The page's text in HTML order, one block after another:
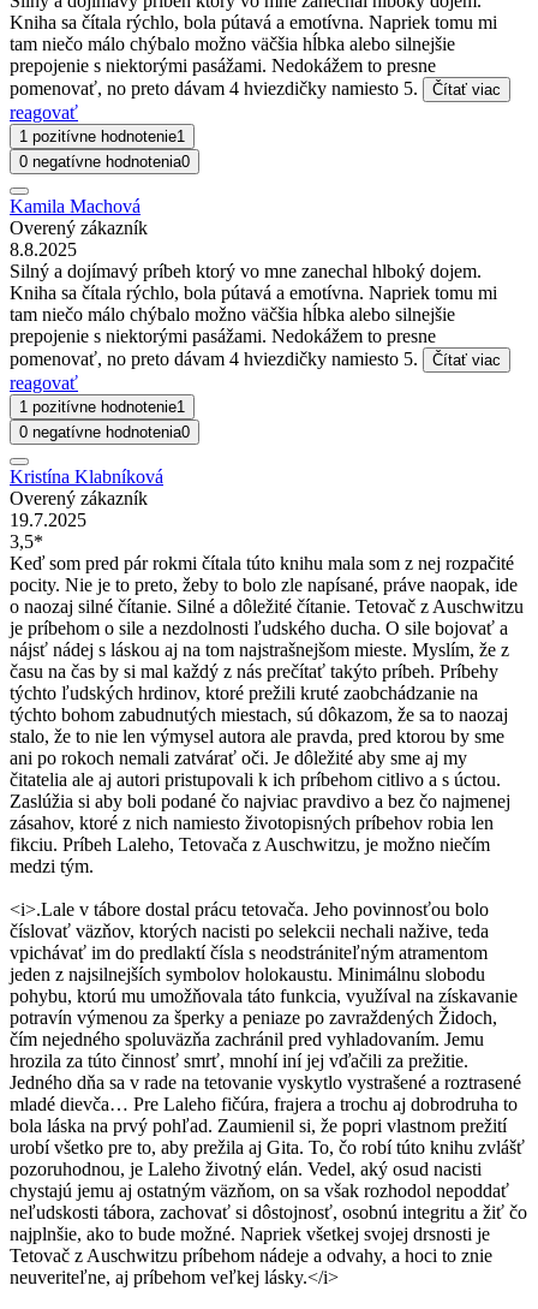
Kniha sa čítala rýchlo, bola pútavá a emotívna. Napriek tomu mi
tam niečo málo chýbalo možno väčšia hĺbka alebo silnejšie
prepojenie s niektorými pasážami. Nedokážem to presne
pomenovať, no preto dávam 4 hviezdičky namiesto 5.
Čítať viac
reagovať
1 pozitívne hodnotenie1
0 negatívne hodnotenia0
Kamila Machová
Overený zákazník
8.8.2025
Silný a dojímavý príbeh ktorý vo mne zanechal hlboký dojem.
Kniha sa čítala rýchlo, bola pútavá a emotívna. Napriek tomu mi
tam niečo málo chýbalo možno väčšia hĺbka alebo silnejšie
prepojenie s niektorými pasážami. Nedokážem to presne
pomenovať, no preto dávam 4 hviezdičky namiesto 5.
Čítať viac
reagovať
1 pozitívne hodnotenie1
0 negatívne hodnotenia0
Kristína Klabníková
Overený zákazník
19.7.2025
3,5*
Keď som pred pár rokmi čítala túto knihu mala som z nej rozpačité
pocity. Nie je to preto, žeby to bolo zle napísané, práve naopak, ide
o naozaj silné čítanie. Silné a dôležité čítanie. Tetovač z Auschwitzu
je príbehom o sile a nezdolnosti ľudského ducha. O sile bojovať a
nájsť nádej s láskou aj na tom najstrašnejšom mieste. Myslím, že z
času na čas by si mal každý z nás prečítať takýto príbeh. Príbehy
týchto ľudských hrdinov, ktoré prežili kruté zaobchádzanie na
týchto bohom zabudnutých miestach, sú dôkazom, že sa to naozaj
stalo, že to nie len výmysel autora ale pravda, pred ktorou by sme
ani po rokoch nemali zatvárať oči. Je dôležité aby sme aj my
čitatelia ale aj autori pristupovali k ich príbehom citlivo a s úctou.
Zaslúžia si aby boli podané čo najviac pravdivo a bez čo najmenej
zásahov, ktoré z nich namiesto životopisných príbehov robia len
fikciu. Príbeh Laleho, Tetovača z Auschwitzu, je možno niečím
medzi tým.
<i>.Lale v tábore dostal prácu tetovača. Jeho povinnosťou bolo
číslovať väzňov, ktorých nacisti po selekcii nechali nažive, teda
vpichávať im do predlaktí čísla s neodstrániteľným atramentom
jeden z najsilnejších symbolov holokaustu. Minimálnu slobodu
pohybu, ktorú mu umožňovala táto funkcia, využíval na získavanie
potravín výmenou za šperky a peniaze po zavraždených Židoch,
čím nejedného spoluväzňa zachránil pred vyhladovaním. Jemu
hrozila za túto činnosť smrť, mnohí iní jej vďačili za prežitie.
Jedného dňa sa v rade na tetovanie vyskytlo vystrašené a roztrasené
mladé dievča… Pre Laleho fičúra, frajera a trochu aj dobrodruha to
bola láska na prvý pohľad. Zaumienil si, že popri vlastnom prežití
urobí všetko pre to, aby prežila aj Gita. To, čo robí túto knihu zvlášť
pozoruhodnou, je Laleho životný elán. Vedel, aký osud nacisti
chystajú jemu aj ostatným väzňom, on sa však rozhodol nepoddať
neľudskosti tábora, zachovať si dôstojnosť, osobnú integritu a žiť čo
najplnšie, ako to bude možné. Napriek všetkej svojej drsnosti je
Tetovač z Auschwitzu príbehom nádeje a odvahy, a hoci to znie
neuveriteľne, aj príbehom veľkej lásky.</i>